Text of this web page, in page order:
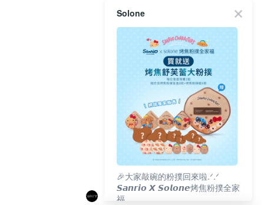
Solone
🎉大家敲碗的粉撲回來啦.ᐟ‪‪.ᐟ
𝙎𝙖𝙣𝙧𝙞𝙤 𝙓 𝙎𝙤𝙡𝙤𝙣𝙚烤焦粉撲全家
福